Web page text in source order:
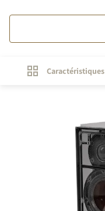
Caractéristiques